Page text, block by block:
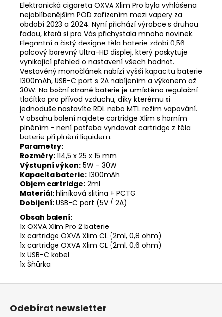
Elektronická cigareta OXVA Xlim Pro byla vyhlášena
nejoblíbenějším POD zařízením mezi vapery za
období 2023 a 2024. Nyní přichází výrobce s druhou
řadou, která si pro Vás přichystala mnoho novinek.
Elegantní a čistý designe těla baterie zdobí 0,56
palcový barevný Ultra-HD displej, který poskytuje
vynikající přehled o nastavení všech hodnot.
Vestavěný monočlánek nabízí vyšší kapacitu baterie
1300mAh, USB-C port s 2A nabíjením a výkonem až
30W. Na boční straně baterie je umístěno regulační
tlačítko pro přívod vzduchu, díky kterému si
jednoduše nastavíte RDL nebo MTL režim vapování.
V obsahu balení najdete cartridge Xlim s horním
plněním - není potřeba vyndavat cartridge z těla
baterie při plnění liquidem.
Parametry:
Rozměry: 114,5 x 25 x 15 mm
Výstupní výkon: 5W - 30W
Kapacita baterie: 1300mAh
Objem cartridge: 2ml
Materiál: hliníková slitina + PCTG
Dobíjení: USB-C port (5V / 2A)
Obsah balení:
1x OXVA Xlim Pro 2 baterie
1x cartridge OXVA Xlim CL (2ml, 0,8 ohm)
1x cartridge OXVA Xlim CL (2ml, 0,6 ohm)
1x USB-C kabel
1x Šňůrka
Odebírat newsletter